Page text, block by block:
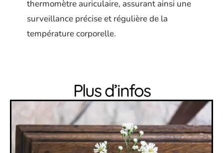
thermomètre auriculaire, assurant ainsi une
surveillance précise et régulière de la
température corporelle.
Plus d’infos